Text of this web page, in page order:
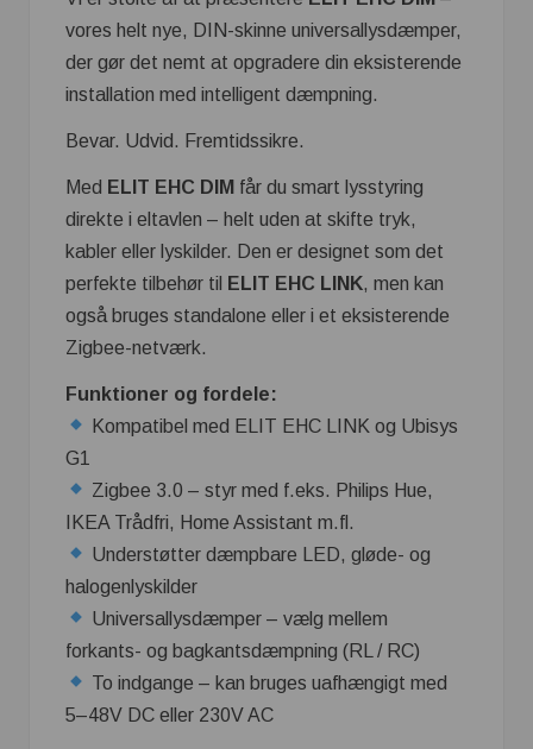
vores helt nye, DIN-skinne universallysdæmper,
der gør det nemt at opgradere din eksisterende
installation med intelligent dæmpning.
Bevar. Udvid. Fremtidssikre.
Med ELIT EHC DIM får du smart lysstyring
direkte i eltavlen – helt uden at skifte tryk,
kabler eller lyskilder. Den er designet som det
perfekte tilbehør til
ELIT EHC LINK, men kan
også bruges standalone eller i et eksisterende
Zigbee-netværk.
Funktioner og fordele:
Kompatibel med ELIT EHC LINK og Ubisys
G1
Zigbee 3.0 – styr med f.eks. Philips Hue,
IKEA Trådfri, Home Assistant m.fl.
Understøtter dæmpbare LED, gløde- og
halogenlyskilder
Universallysdæmper – vælg mellem
forkants- og bagkantsdæmpning (RL / RC)
To indgange – kan bruges uafhængigt med
5–48V DC eller 230V AC